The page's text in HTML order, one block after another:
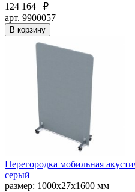
124 164
₽
арт. 9900057
В корзину
Перегородка мобильная
серый
размер: 1000х27х1600 мм